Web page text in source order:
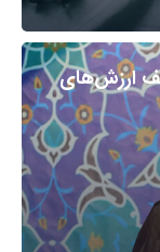
ارزش‌های